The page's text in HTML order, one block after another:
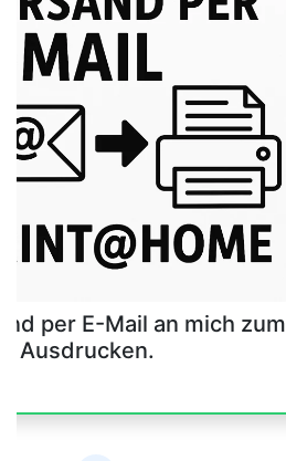
per E-Mail an mich zum
Ausdrucken.